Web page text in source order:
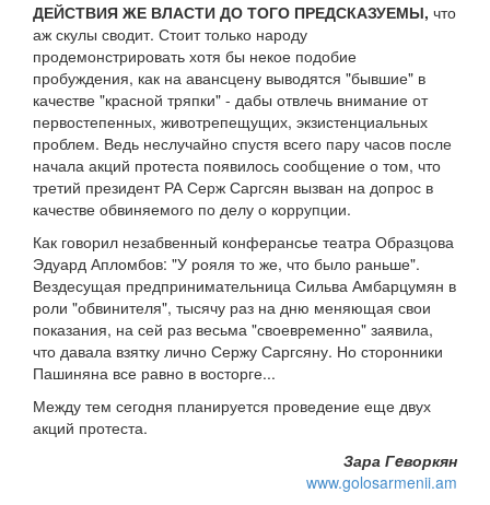
ДЕЙСТВИЯ ЖЕ ВЛАСТИ ДО ТОГО ПРЕДСКАЗУЕМЫ, что
аж скулы сводит. Стоит только народу
продемонстрировать хотя бы некое подобие
пробуждения, как на авансцену выводятся "бывшие" в
качестве "красной тряпки" - дабы отвлечь внимание от
первостепенных, животрепещущих, экзистенциальных
проблем. Ведь неслучайно спустя всего пару часов после
начала акций протеста появилось сообщение о том, что
третий президент РА Серж Саргсян вызван на допрос в
качестве обвиняемого по делу о коррупции.
Как говорил незабвенный конферансье театра Образцова
Эдуард Апломбов: "У рояля то же, что было раньше".
Вездесущая предпринимательница Сильва Амбарцумян в
роли "обвинителя", тысячу раз на дню меняющая свои
показания, на сей раз весьма "своевременно" заявила,
что давала взятку лично Сержу Саргсяну. Но сторонники
Пашиняна все равно в восторге...
Между тем сегодня планируется проведение еще двух
акций протеста.
Зара Гeворкян
www.golosarmenii.am